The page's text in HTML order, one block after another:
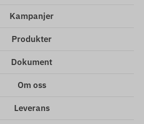
Kampanjer
Produkter
Dokument
Om oss
Leverans